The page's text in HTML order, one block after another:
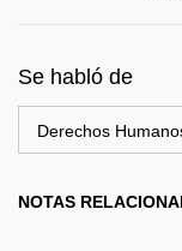
Se habló de
Derechos
NOTAS